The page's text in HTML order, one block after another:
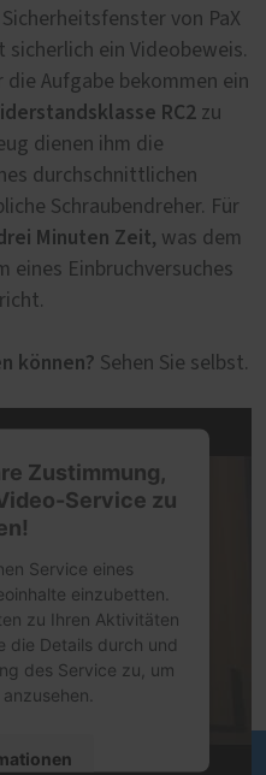
von PaX
ein Videobeweis.
die Aufgabe bekommen ein
RC2zu
dienen ihm die
durchschnittlichen
Schraubendreher. Für
Minuten Zeit, was dem
eines Einbruchversuches
können? Sehen Sie selbst.
Zustimmung,
Service zu
Service eines
einzubetten.
zu Ihren Aktivitäten
die Details durch und
des Service zu, um